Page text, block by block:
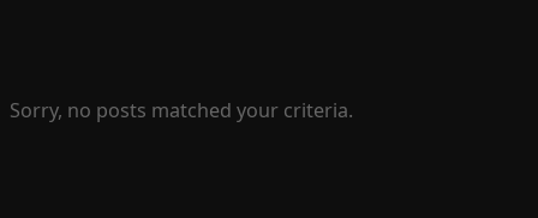
Sorry, no posts matched your criteria.